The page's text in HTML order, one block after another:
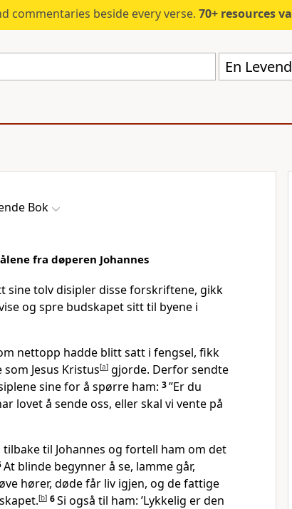
commentaries beside every verse. 70+ resources valued
En
Bok
fra døperen Johannes
sine tolv disipler disse forskriftene, gikk
og spre budskapet sitt til byene i
nettopp hadde blitt satt i fengsel, fikk
Jesus Kristus[a] gjorde. Derfor sendte
sine for å spørre ham: 3”Er du
lovet å sende oss, eller skal vi vente på
tilbake til Johannes og fortell ham om det
At blinde begynner å se, lamme går,
hører, døde får liv igjen, og de fattige
[b] 6Si også til ham: ’Lykkelig er den